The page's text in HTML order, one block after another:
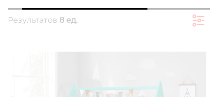
Результатов 8 ед.